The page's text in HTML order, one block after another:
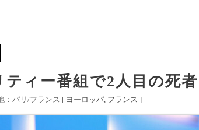
ティー番組で2人目の死
：パリ/フランス [ ヨーロッパ フランス ]